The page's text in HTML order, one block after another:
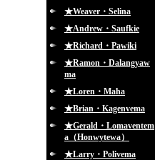
★Weaver・Selina
★Andrew・Saufkie
★Richard・Pawiki
★Ramon・Dalangyaw
ma
★Loren・Maha
★Brian・Kagenvema
★Gerald・Lomaventem
a（Honwytewa）
★Larry・Polivema